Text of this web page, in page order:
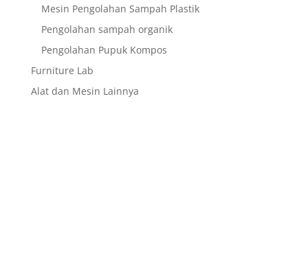
Mesin Pengolahan Sampah Plastik
Pengolahan sampah organik
Pengolahan Pupuk Kompos
Furniture Lab
Alat dan Mesin Lainnya